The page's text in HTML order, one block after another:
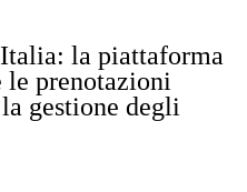
la piattaforma
le prenotazioni
gestione degli